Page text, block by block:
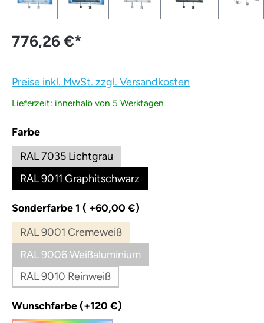
776,26 €*
Preise inkl. MwSt. zzgl. Versandkosten
Lieferzeit: innerhalb von 5 Werktagen
Farbeauswählen
RAL 7035 Lichtgrau
RAL 9011 Graphitschwarz
Sonderfarbe 1 ( +60,00 €)
RAL 9001 Cremeweiß
(Diese Option ist zurzeit nicht verfügbar.)
RAL 9006 Weißaluminium
RAL 9010 Reinweiß
(Diese Option ist zurzeit nicht verfügbar.)
Wunschfarbe (+120 €)